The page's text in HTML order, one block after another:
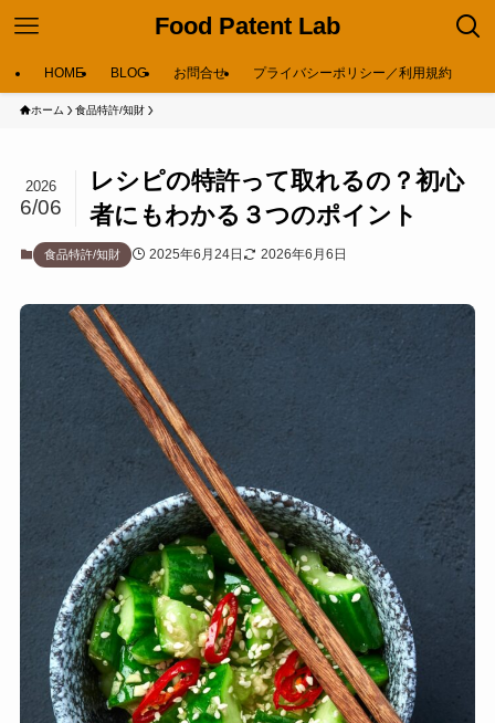
Food Patent Lab
HOME BLOG お問合せ プライバシーポリシー／利用規約
ホーム 食品特許/知財
レシピの特許って取れるの？初心
者にもわかる３つのポイント
2026
6/06
食品特許/知財 2025年6月24日 2026年6月6日